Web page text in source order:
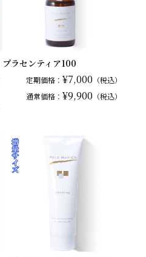
プラセンティア100
定期価格： ¥7,000 （税込）
通常価格： ¥9,900 （税込）